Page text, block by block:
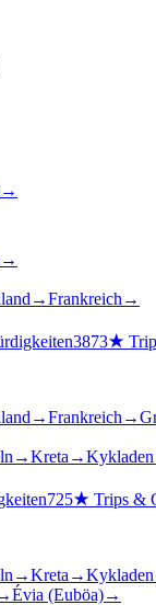
→
→
→Frankreich →
3873★
→Frankreich →
→Kreta →Kykladen
725★ Trips &
→Kreta →Kykladen
Évia (Euböa)→